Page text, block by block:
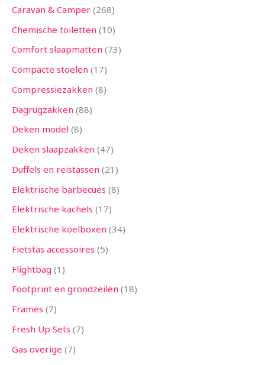
Caravan & Camper 268
Chemische toiletten 10
Comfort slaapmatten 73
Compacte stoelen 17
Compressiezakken 8
Dagrugzakken 88
Deken model 8
Deken slaapzakken 47
Duffels en reistassen 21
Elektrische barbecues 8
Elektrische kachels 17
Elektrische koelboxen 34
Fietstas accessoires 5
Flightbag 1
Footprint en grondzeilen 18
Frames 7
Fresh Up Sets 7
Gas overige 7